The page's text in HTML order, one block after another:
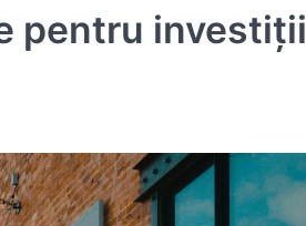
pentru investiții